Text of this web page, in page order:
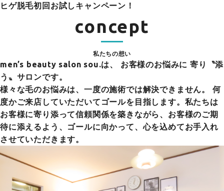
ヒゲ脱毛初回お試しキャンペーン！
concept
私たちの想い
men’s beauty salon sou.は、
お客様のお悩みに 寄り〝添
う〟サロンです。
様々な毛のお悩みは、一度の施術では解決できません。 何
度かご来店していただいてゴールを目指します。私たちは
お客様に寄り添って信頼関係を築きながら、お客様のご期
待に添えるよう、ゴールに向かって、心を込めてお手入れ
させていただきます。